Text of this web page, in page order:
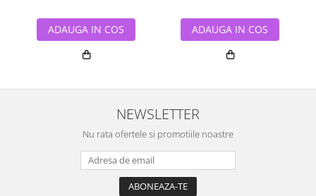
ADAUGA IN COS ADAUGA IN COS
NEWSLETTER
Nu rata ofertele si promotiile noastre